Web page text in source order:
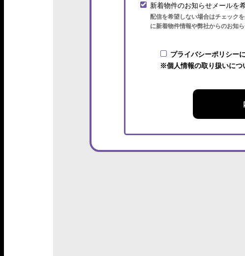
新着物件のお知らせメールを
配信を希望しない場合はチェック
に新着物件情報や弊社からのお知
プライバシーポリシー
※個人情報の取り扱いにつ